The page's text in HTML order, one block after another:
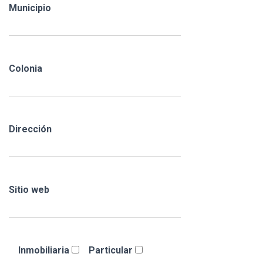
Municipio
Colonia
Dirección
Sitio web
Inmobiliaria Particular